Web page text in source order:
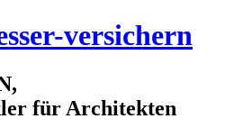
versichern
für Architekten